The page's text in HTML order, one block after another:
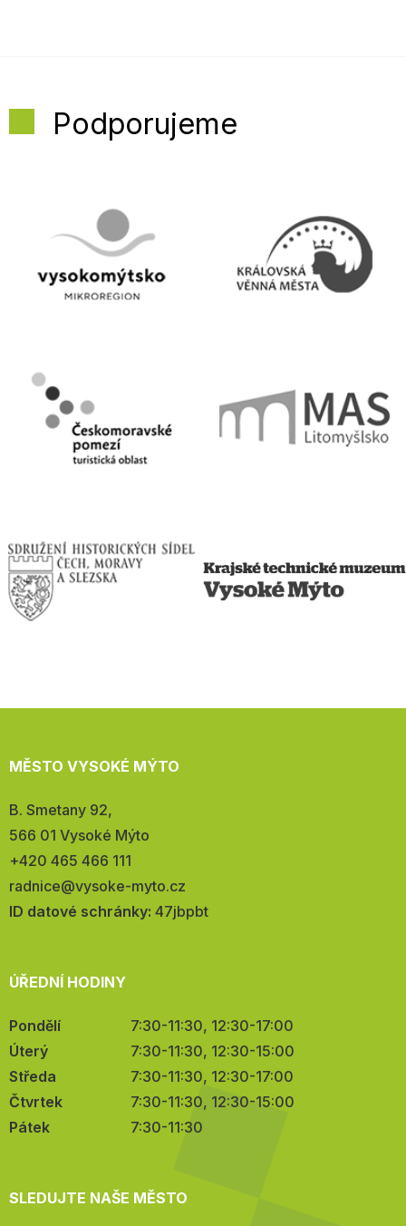
Podporujeme
MĚSTO VYSOKÉ MÝTO
Adresa:
B. Smetany 92,
566 01 Vysoké Mýto
Telefon:
+420 465 466 111
E-
mail:
radnice@vysoke-myto.cz
ID datové schránky: 47jbpbt
ÚŘEDNÍ HODINY
Pondělí
7:30-11:30, 12:30-17:00
Úterý
7:30-11:30, 12:30-15:00
Středa
7:30-11:30, 12:30-17:00
Čtvrtek
7:30-11:30, 12:30-15:00
Pátek
7:30-11:30
SLEDUJTE NAŠE MĚSTO